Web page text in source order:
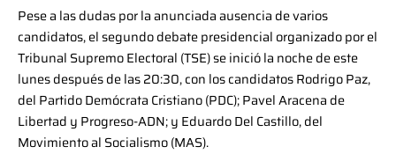
Pese a las dudas por la anunciada ausencia de varios
candidatos, el segundo debate presidencial organizado por el
Tribunal Supremo Electoral (TSE) se inició la noche de este
lunes después de las 20:30, con los candidatos Rodrigo Paz,
del Partido Demócrata Cristiano (PDC); Pavel Aracena de
Libertad y Progreso-ADN; y Eduardo Del Castillo, del
Movimiento al Socialismo (MAS).